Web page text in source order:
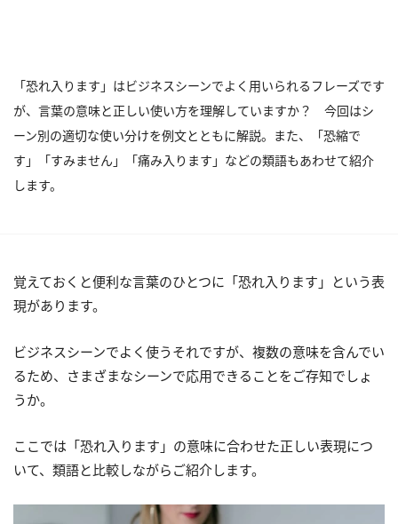
「恐れ入ります」はビジネスシーンでよく用いられるフレーズです
が、言葉の意味と正しい使い方を理解していますか？ 今回はシ
ーン別の適切な使い分けを例文とともに解説。また、「恐縮で
す」「すみません」「痛み入ります」などの類語もあわせて紹介
します。
覚えておくと便利な言葉のひとつに「恐れ入ります」という表
現があります。
ビジネスシーンでよく使うそれですが、複数の意味を含んでい
るため、さまざまなシーンで応用できることをご存知でしょ
うか。
ここでは「恐れ入ります」の意味に合わせた正しい表現につ
いて、類語と比較しながらご紹介します。